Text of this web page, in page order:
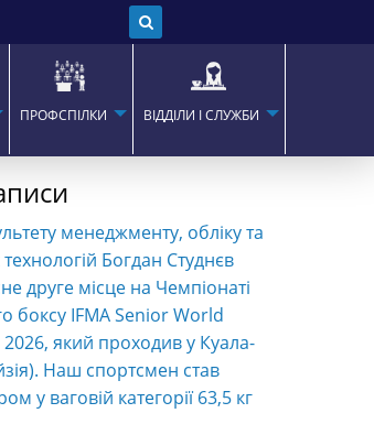
ПРОФСПІЛКИ ВІДДІЛИ І СЛУЖБИ
менеджменту, обліку та
Богдан Студнєв
друге місце на Чемпіонаті
боксу IFMA Senior World
який проходив у Куала-
Наш спортсмен став
у ваговій категорії 63,5 кг